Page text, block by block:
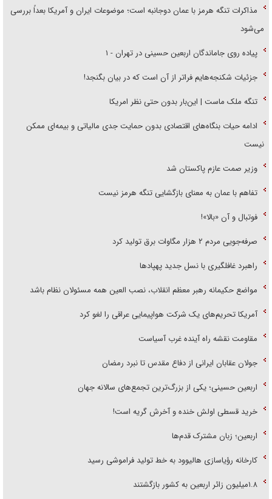
مذاکرات تنگه هرمز با عمان دوجانبه است؛ موضوعات ایران و آمریکا بعداً بررسی
می‌شود
پیاده روی جاماندگان اربعین حسینی در تهران - ۱
جزئیات شکنجه‌هایم فراتر از آن است که در بیان بگنجد!
تنگه ملک ماست | این‌بار بدون حتی نظر امریکا
ادامه حیات بنگاه‌های اقتصادی بدون حمایت جدی مالیاتی و بیمه‌ای ممکن
نیست
وزیر صمت عازم پاکستان شد
تفاهم با عمان به معنای بازگشایی تنگه هرمز نیست
فوتبال و آن «بالا»!
صرفه‌جویی مردم ۲ هزار مگاوات برق تولید کرد
راهبرد غافلگیری با نسل جدید پهپاد‌ها
مواضع حکیمانه رهبر معظم انقلاب، نصب العین همه مسئولان نظام باشد
آمریکا تحریم‌های یک شرکت هواپیمایی عراقی را لغو کرد
مقاومت نقشه راه آینده غرب آسیاست
جولان عقابان ایرانی از دفاع مقدس تا نبرد رمضان
اربعین حسینی؛ یکی از بزرگ‌ترین تجمع‌های سالانه جهان
خرید قسطی اولش خنده و آخرش گریه است!
اربعین؛ زبان مشترک قدم‌ها
کارخانه رؤیاسازی هالیوود به خط تولید فراموشی رسید
۱.۸میلیون زائر اربعین به کشور بازگشتند